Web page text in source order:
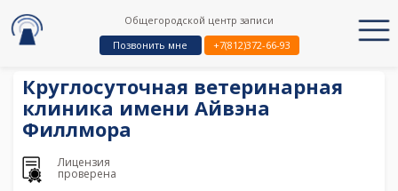
Общегородской центр записи
Позвонить мне
+7(812)372-66-93
Круглосуточная ветеринарная
клиника имени Айвэна
Филлмора
Лицензия
проверена